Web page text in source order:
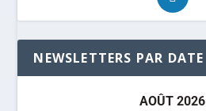
NEWSLETTERS PAR DATE
AOÛT 2026